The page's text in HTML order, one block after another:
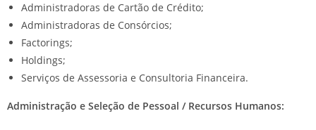
Administradoras de Cartão de Crédito;
Administradoras de Consórcios;
Factorings;
Holdings;
Serviços de Assessoria e Consultoria Financeira.
Administração e Seleção de Pessoal / Recursos Humanos: